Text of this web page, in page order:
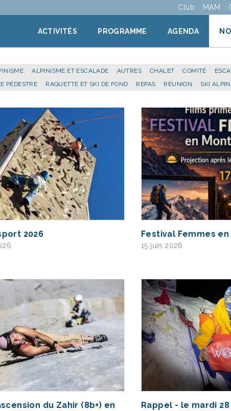
Club MAM
ACTIVITÉS PROGRAMME AGENDA
ALPINISME ET ESCALADE AUTRES CHALET COMITÉ
PÉDESTRE
RAQUETTE ET SKI DE FOND REPAS RÉUNION SKI
2026 Festival Femmes
15 juin 2026
du Zahir (8b+) en
Rappel - le mardi 28